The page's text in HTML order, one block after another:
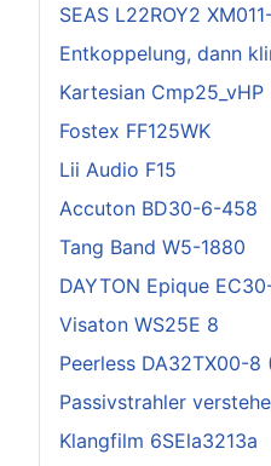
SEAS L22ROY2
Entkoppelung, dann
Kartesian Cmp25_vHP
Fostex FF125WK
Lii Audio F15
Accuton BD30-6-458
Tang Band W5-1880
DAYTON Epique
Visaton WS25E 8
Peerless DA32TX00-8
Passivstrahler
Klangfilm 6SEla3213a